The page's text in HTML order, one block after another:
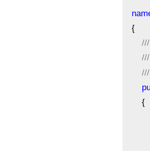
{
///
///
///
{